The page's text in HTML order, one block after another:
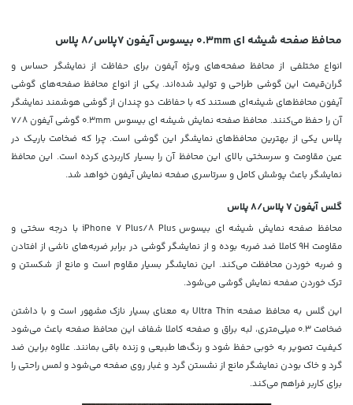
محافظ صفحه شیشه ای 0.3mm بیسوس آیفون 7پلاس/8 پلاس
انواع مختلفی از محافظ صفحه‌های ویژه آیفون برای حفاظت از نمایشگر حساس و
گران‌قیمت این گوشی طراحی و تولید شده‌اند. یکی از انواع محافظ صفحه‌های گوشی
آیفون محافظ‌های شیشه‌ای هستند که با حفاظت دو چندان از گوشی هوشمند نمایشگر
آن را حفظ می‌کنند. محافظ صفحه نمایش شیشه‌ ای بیسوس 0.3mm گوشی آیفون 7/8
پلاس یکی از بهترین محافظ‌های نمایشگر این گوشی است. چرا که ضخامت باریک در
عین مقاومت و سرسختی بالای این محافظ آن را بسیار کاربردی کرده است. این محافظ
نمایشگر باعث پوشش کامل و سرتاسری صفحه نمایش آیفون خواهد شد.
گلس آیفون 7 پلاس/8 پلاس
محافظ صفحه نمایش شیشه‌ ای بیسوس iPhone 7 Plus/8 Plus با درجه سختی و
مقاومت 9H کاملا ضد ضربه بوده و از نمایشگر گوشی در برابر ضربه‌های ناشی از افتادن
و ضربه خوردن محافظت می‌کند. این نمایشگر بسیار مقاوم است و مانع از شکستن و
ترک خوردن صفحه نمایش گوشی می‌شود.
این گلس به محافظ صفحه Ultra Thin به معنای بسیار نازک مشهور است و با داشتن
ضخامت0.3 میلی‌متری، لبه براق و صفحه کاملا شفاف این محافظ صفحه باعث می‌شود
کیفیت تصویر به خوبی حفظ شود و رنگ‌ها طبیعی و زنده باقی بمانند. علاوه براین ضد
گرد و خاک بودن نمایشگر مانع از نشستن گرد و غبار روی صفحه می‌شود و لمس راحتی را
برای کاربر فراهم می‌کند.